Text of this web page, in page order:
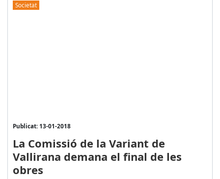
Societat
Publicat: 13-01-2018
La Comissió de la Variant de
Vallirana demana el final de les
obres